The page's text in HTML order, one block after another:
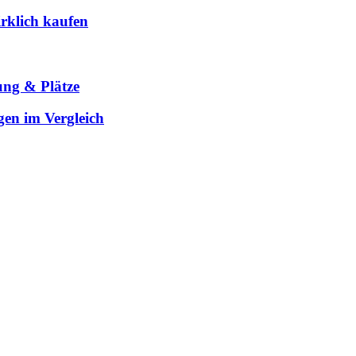
kaufen
& Plätze
im Vergleich